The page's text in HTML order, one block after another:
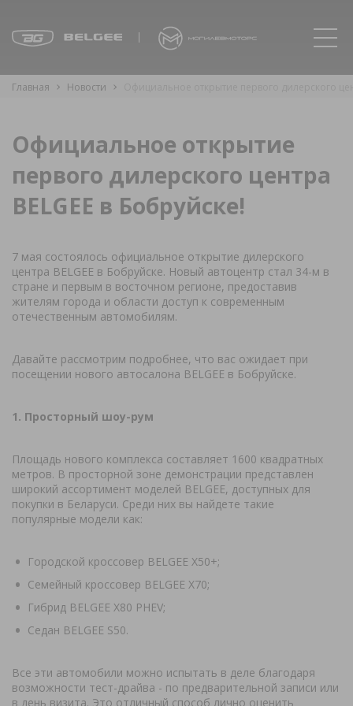
Главная Новости
Официальное открытие
первого дилерского центра
BELGEE в Бобруйске!
7 мая состоялось официальное открытие дилерского
центра BELGEE в Бобруйске. Новый автоцентр стал 34-м в
стране и первым в восточном регионе, предоставив
жителям города и области доступ к современным
отечественным автомобилям.
Давайте рассмотрим подробнее, что вас ожидает при
посещении нового автосалона BELGEE в Бобруйске.
1. Просторный шоу-рум
Площадь нового комплекса составляет 1600 квадратных
метров. В просторной зоне демонстрации представлен
широкий ассортимент моделей BELGEE, доступных для
покупки в Беларуси. Среди них вы найдете такие
популярные модели как:
Городской кроссовер BELGEE X50+;
Семейный кроссовер BELGEE X70;
Гибрид BELGEE X80 PHEV;
Седан BELGEE S50.
Все эти автомобили можно испытать в деле благодаря
возможности тест-драйва - по предварительной записи или
в день визита. Это отличный способ лично оценить